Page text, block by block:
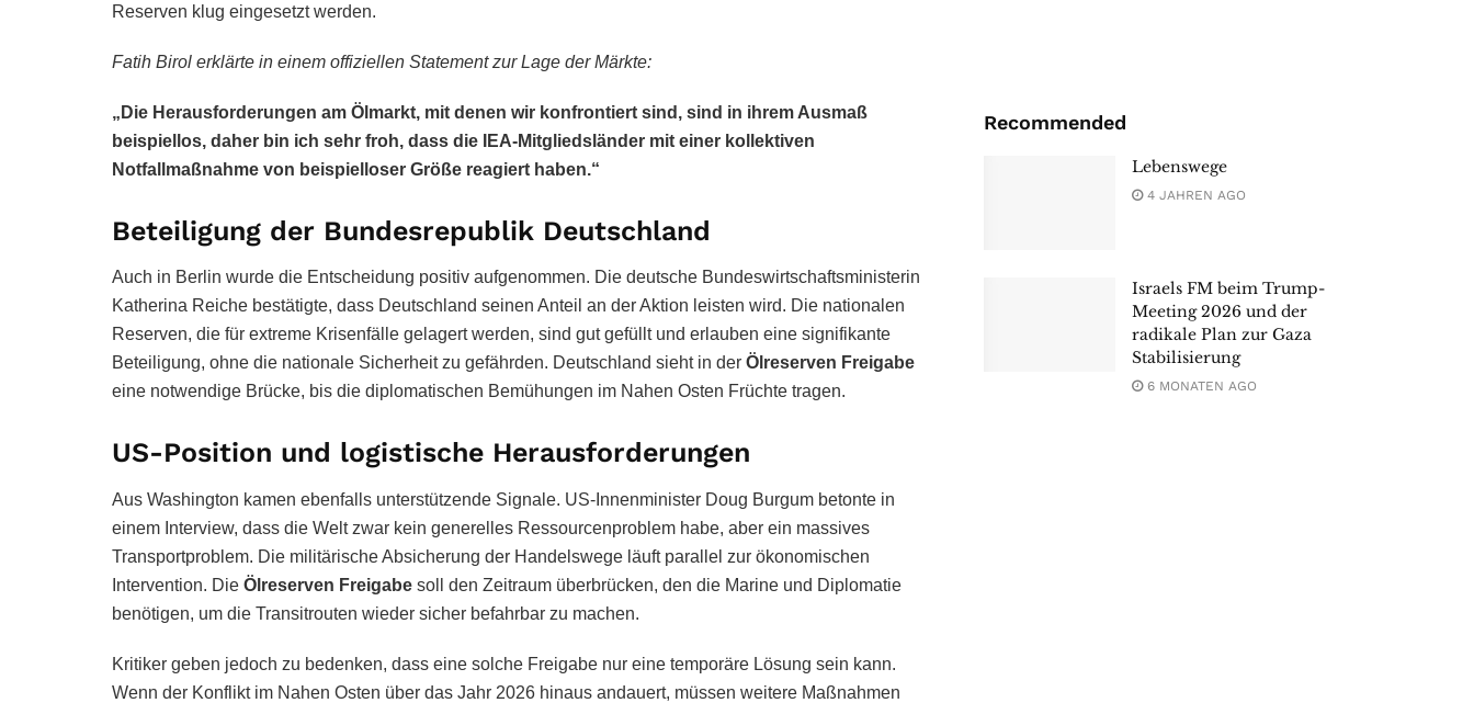
Reserven klug eingesetzt werden.
Fatih Birol erklärte in einem offiziellen Statement zur Lage der Märkte:
„Die Herausforderungen am Ölmarkt, mit denen wir konfrontiert sind, sind in ihrem Ausmaß
beispiellos, daher bin ich sehr froh, dass die IEA-Mitgliedsländer mit einer kollektiven
Notfallmaßnahme von beispielloser Größe reagiert haben.“
Beteiligung der Bundesrepublik Deutschland
Auch in Berlin wurde die Entscheidung positiv aufgenommen. Die deutsche Bundeswirtschaftsministerin
Katherina Reiche bestätigte, dass Deutschland seinen Anteil an der Aktion leisten wird. Die nationalen
Reserven, die für extreme Krisenfälle gelagert werden, sind gut gefüllt und erlauben eine signifikante
Beteiligung, ohne die nationale Sicherheit zu gefährden. Deutschland sieht in der Ölreserven Freigabe
eine notwendige Brücke, bis die diplomatischen Bemühungen im Nahen Osten Früchte tragen.
US-Position und logistische Herausforderungen
Aus Washington kamen ebenfalls unterstützende Signale. US-Innenminister Doug Burgum betonte in
einem Interview, dass die Welt zwar kein generelles Ressourcenproblem habe, aber ein massives
Transportproblem. Die militärische Absicherung der Handelswege läuft parallel zur ökonomischen
Intervention. Die Ölreserven Freigabe soll den Zeitraum überbrücken, den die Marine und Diplomatie
benötigen, um die Transitrouten wieder sicher befahrbar zu machen.
Kritiker geben jedoch zu bedenken, dass eine solche Freigabe nur eine temporäre Lösung sein kann.
Wenn der Konflikt im Nahen Osten über das Jahr 2026 hinaus andauert, müssen weitere Maßnahmen
Recommended
Lebenswege
4 JAHREN AGO
Israels FM beim Trump-
Meeting 2026 und der
radikale Plan zur Gaza
Stabilisierung
6 MONATEN AGO